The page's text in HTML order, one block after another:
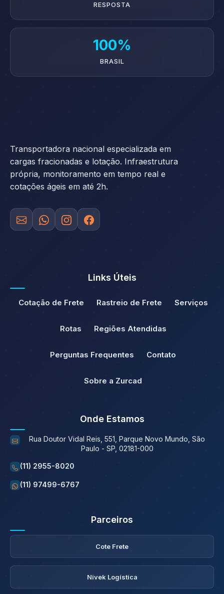
RESPOSTA
100%
BRASIL
Transportadora nacional especializada em
cargas fracionadas e lotação. Infraestrutura
própria, monitoramento em tempo real e
cotações ágeis em até 2h.
Links Úteis
Cotação de Frete Rastreio de Frete Serviços
Rotas Regiões Atendidas
Perguntas Frequentes Contato
Sobre a Zurcad
Onde Estamos
Rua Doutor Vidal Reis, 551, Parque Novo Mundo, São
Paulo - SP, 02181-000
(11) 2955-8020
(11) 97499-6767
Parceiros
Cote Frete
Nivek Logística